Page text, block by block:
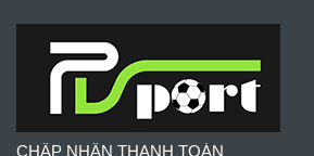
CHẤP NHẬN THANH TOÁN